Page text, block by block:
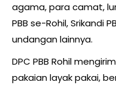
agama, para camat,
PBB se-Rohil, Srikandi
undangan lainnya.
DPC PBB Rohil
pakaian layak pakai,